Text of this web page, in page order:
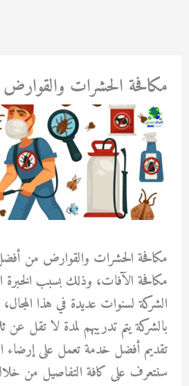
مكافحة الحشرات والقوارض
مكافحة الحشرات والقوارض من
مكافحة الآفات، وذلك بسبب الخبرة
الشركة لسنوات عديدة في هذا
بالشركة يتم تدريبهم لمدة لا تقل
تقديم أفضل خدمة تعمل على إرضاء
سنتعرف على كافة التفاصيل من